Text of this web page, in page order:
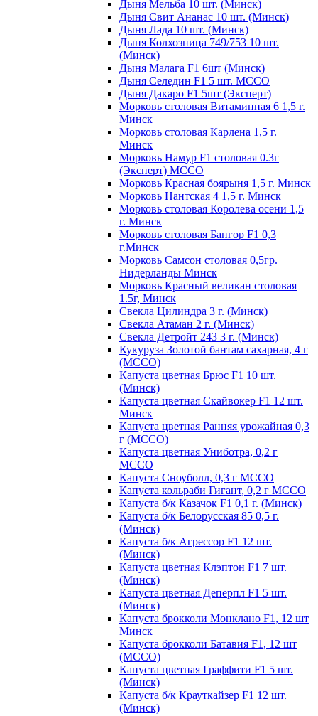
Дыня Мельба 10 шт. (Минск)
Дыня Свит Ананас 10 шт. (Минск)
Дыня Лада 10 шт. (Минск)
Дыня Колхозница 749/753 10 шт.
(Минск)
Дыня Малага F1 6шт (Минск)
Дыня Селедин F1 5 шт. МССО
Дыня Дакаро F1 5шт (Эксперт)
Морковь столовая Витаминная 6 1,5 г.
Минск
Морковь столовая Карлена 1,5 г.
Минск
Морковь Намур F1 столовая 0.3г
(Эксперт) МССО
Морковь Красная боярыня 1,5 г. Минск
Морковь Нантская 4 1,5 г. Минск
Морковь столовая Королева осени 1,5
г. Минск
Морковь столовая Бангор F1 0,3
г.Минск
Морковь Самсон столовая 0,5гр.
Нидерланды Минск
Морковь Красный великан столовая
1.5г, Минск
Свекла Цилиндра 3 г. (Минск)
Свекла Атаман 2 г. (Минск)
Свекла Детройт 243 3 г. (Минск)
Кукуруза Золотой бантам сахарная, 4 г
(МССО)
Капуста цветная Брюс F1 10 шт.
(Минск)
Капуста цветная Скайвокер F1 12 шт.
Минск
Капуста цветная Ранняя урожайная 0,3
г (МССО)
Капуста цветная Униботра, 0,2 г
МССО
Капуста Сноуболл, 0,3 г МССО
Капуста кольраби Гигант, 0,2 г МССО
Капуста б/к Казачок F1 0,1 г. (Минск)
Капуста б/к Белорусская 85 0,5 г.
(Минск)
Капуста б/к Агрессор F1 12 шт.
(Минск)
Капуста цветная Клэптон F1 7 шт.
(Минск)
Капуста цветная Деперпл F1 5 шт.
(Минск)
Капуста брокколи Монклано F1, 12 шт
Минск
Капуста брокколи Батавия F1, 12 шт
(МССО)
Капуста цветная Граффити F1 5 шт.
(Минск)
Капуста б/к Крауткайзер F1 12 шт.
(Минск)